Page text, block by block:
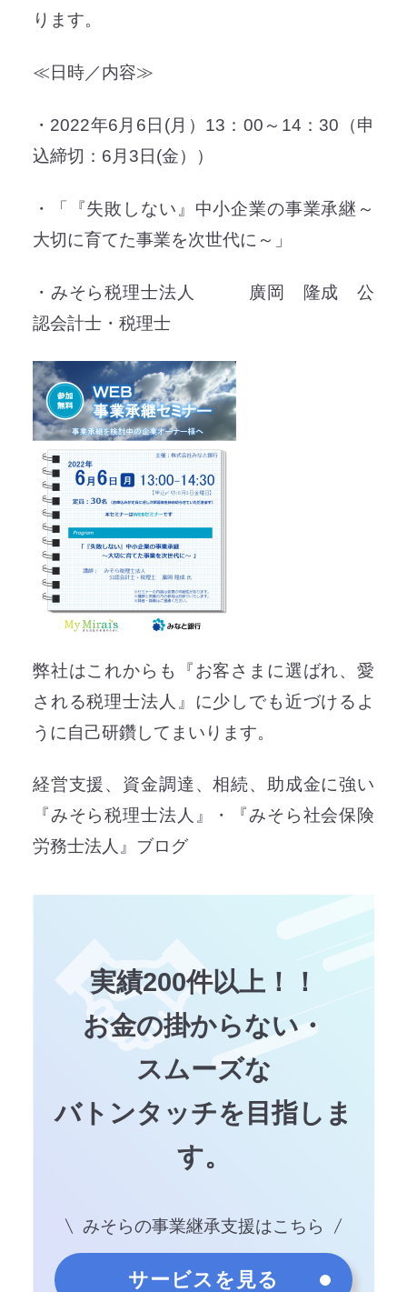
ります。
≪日時／内容≫
・2022年6月6日(月）13：00～14：30（申
込締切：6月3日(金））
・「『失敗しない』中小企業の事業承継～
大切に育てた事業を次世代に～」
・みそら税理士法人 廣岡 隆成 公
認会計士・税理士
弊社はこれからも『お客さまに選ばれ、愛
される税理士法人』に少しでも近づけるよ
うに自己研鑽してまいります。
経営支援、資金調達、相続、助成金に強い
『みそら税理士法人』・『みそら社会保険
労務士法人』ブログ
実績200件以上！！
お金の掛からない・
スムーズな
バトンタッチを目指しま
す。
みそらの事業継承支援はこちら
サービスを見る